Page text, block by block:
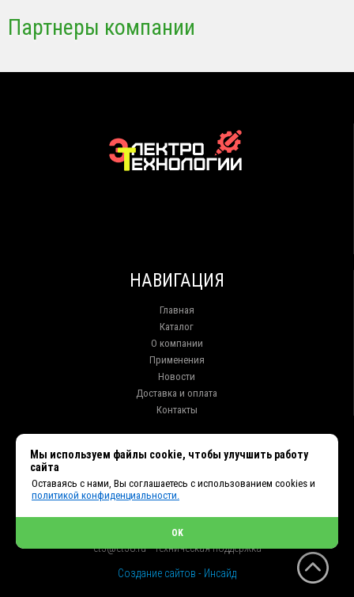
Партнеры компании
НАВИГАЦИЯ
Главная
Каталог
О компании
Применения
Новости
Доставка и оплата
Контакты
+7 (914) 010-76-83, 8 (3952) 93-27-93 - Отдел продаж
+7 (950) 075-85-99 - Техническая поддержка
et2@et38.ru - Отдел продаж
et3@et38.ru - Техническая поддержка
Создание сайтов - Инсайд
Мы используем файлы cookie, чтобы улучшить работу
сайта
Оставаясь с нами, Вы соглашаетесь с использованием cookies и
политикой конфиденциальности.
OK